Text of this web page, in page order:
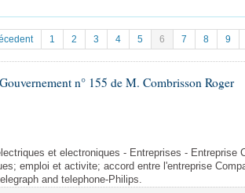
loi
de référence
Règlement de l'Assemblée ... )
sites publics
d'accès
de droit
1 2 3 4 5 6 7 8 9
n° 155 de M. Combrisson Roger
et electroniques - Entreprises - Entreprise
emploi et activite; accord entre l'entreprise
and telephone-Philips.